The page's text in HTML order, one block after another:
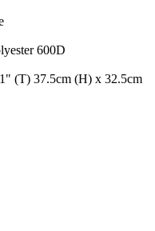
600D
(T) 37.5cm (H) x 32.5cm